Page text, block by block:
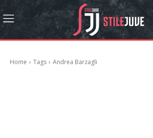
Home Tags Andrea Barzagli